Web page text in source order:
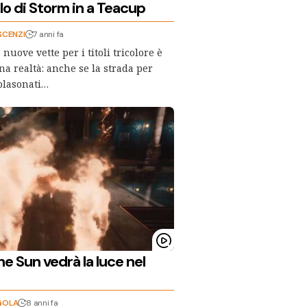
di Storm in a Teacup
7 anni fa
nuove vette per i titoli tricolore è
realtà: anche se la strada per
Sun vedrà la luce nel
8 anni fa